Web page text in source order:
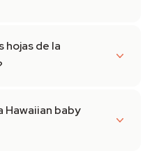
hojas de la
Hawaiian baby